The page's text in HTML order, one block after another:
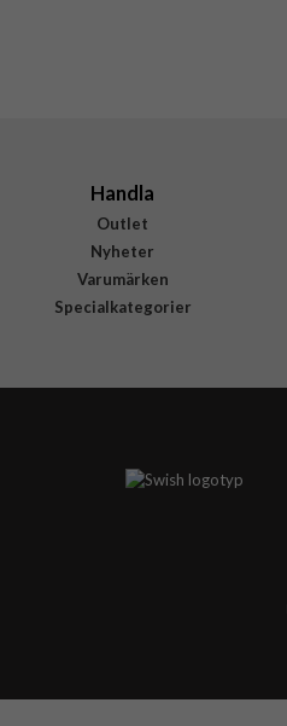
Handla
Outlet
Nyheter
Varumärken
Specialkategorier